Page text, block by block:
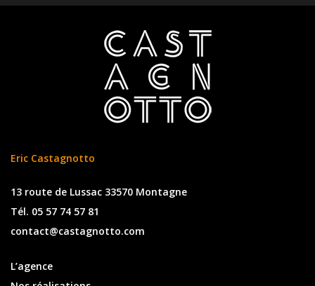
Eric Castagnotto
13 route de Lussac 33570 Montagne
Tél. 05 57 74 57 81
contact@castagnotto.com
L’agence